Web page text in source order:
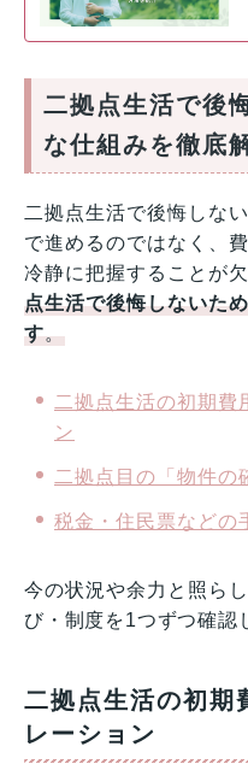
二拠点生活で後
な仕組みを徹底
二拠点生活で後悔しな
で進めるのではなく、
冷静に把握することが
点生活で後悔しないた
す。
二拠点生活の初期費
ン
二拠点目の「物件の
税金・住民票などの
今の状況や余力と照ら
び・制度を1つずつ確認
二拠点生活の初期
レーション